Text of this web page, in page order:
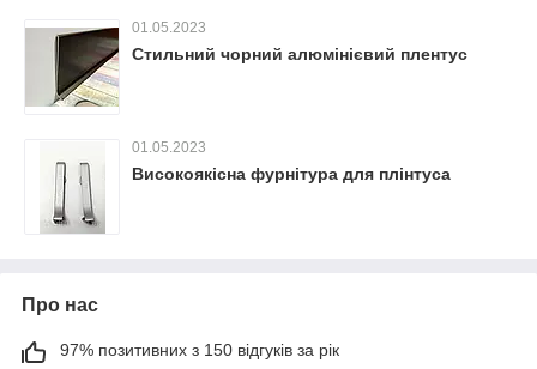
01.05.2023
Стильний чорний алюмінієвий плентус
01.05.2023
Високоякісна фурнітура для плінтуса
Про нас
97% позитивних з 150 відгуків за рік